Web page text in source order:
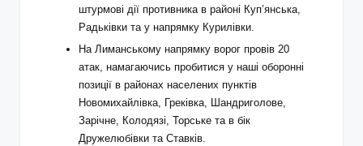
штурмові дії противника в районі Куп’янська,
Радьківки та у напрямку Курилівки.
На Лиманському напрямку ворог провів 20
атак, намагаючись пробитися у наші оборонні
позиції в районах населених пунктів
Новомихайлівка, Греківка, Шандриголове,
Зарічне, Колодязі, Торське та в бік
Дружелюбівки та Ставків.